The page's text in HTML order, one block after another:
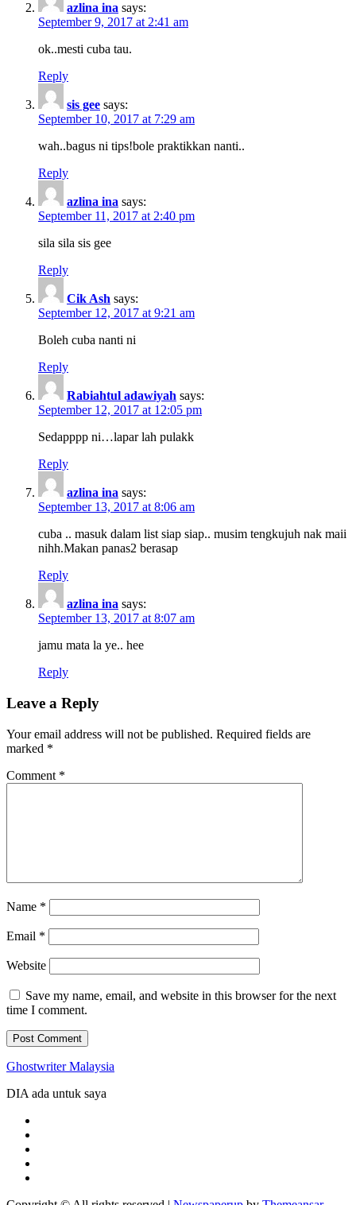
azlina ina says:
September 9, 2017 at 2:41 am
ok..mesti cuba tau.
Reply
sis gee says:
September 10, 2017 at 7:29 am
wah..bagus ni tips!bole praktikkan nanti..
Reply
azlina ina says:
September 11, 2017 at 2:40 pm
sila sila sis gee
Reply
Cik Ash says:
September 12, 2017 at 9:21 am
Boleh cuba nanti ni
Reply
Rabiahtul adawiyah says:
September 12, 2017 at 12:05 pm
Sedapppp ni…lapar lah pulakk
Reply
azlina ina says:
September 13, 2017 at 8:06 am
cuba .. masuk dalam list siap siap.. musim tengkujuh nak maii
nihh.Makan panas2 berasap
Reply
azlina ina says:
September 13, 2017 at 8:07 am
jamu mata la ye.. hee
Reply
Leave a Reply
Your email address will not be published. Required fields are
marked *
Comment *
Name *
Email *
Website
Save my name, email, and website in this browser for the next
time I comment.
Ghostwriter Malaysia
DIA ada untuk saya